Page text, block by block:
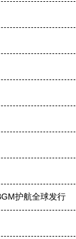
护航全球发行